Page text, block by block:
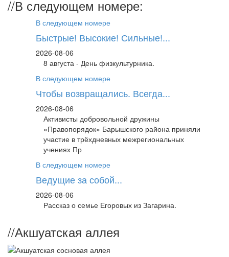
//В следующем номере:
В следующем номере
Быстрые! Высокие! Сильные!...
2026-08-06
8 августа - День физкультурника.
В следующем номере
Чтобы возвращались. Всегда...
2026-08-06
Активисты добровольной дружины
«Правопорядок» Барышского района приняли
участие в трёхдневных межрегиональных
учениях Пр
В следующем номере
Ведущие за собой...
2026-08-06
Рассказ о семье Егоровых из Загарина.
//Акшуатская аллея